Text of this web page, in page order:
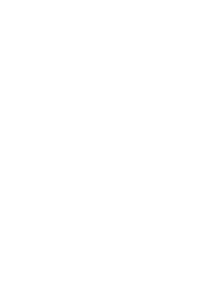
. . zaterdag 25 juli 2026